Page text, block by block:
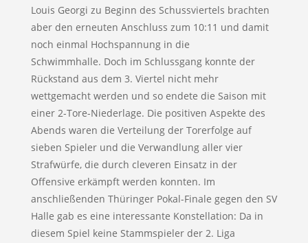
Louis Georgi zu Beginn des Schussviertels brachten
aber den erneuten Anschluss zum 10:11 und damit
noch einmal Hochspannung in die
Schwimmhalle. Doch im Schlussgang konnte der
Rückstand aus dem 3. Viertel nicht mehr
wettgemacht werden und so endete die Saison mit
einer 2-Tore-Niederlage. Die positiven Aspekte des
Abends waren die Verteilung der Torerfolge auf
sieben Spieler und die Verwandlung aller vier
Strafwürfe, die durch cleveren Einsatz in der
Offensive erkämpft werden konnten. Im
anschließenden Thüringer Pokal-Finale gegen den SV
Halle gab es eine interessante Konstellation: Da in
diesem Spiel keine Stammspieler der 2. Liga